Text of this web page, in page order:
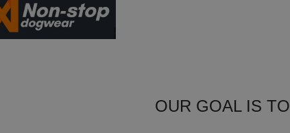
OUR GOAL IS TO